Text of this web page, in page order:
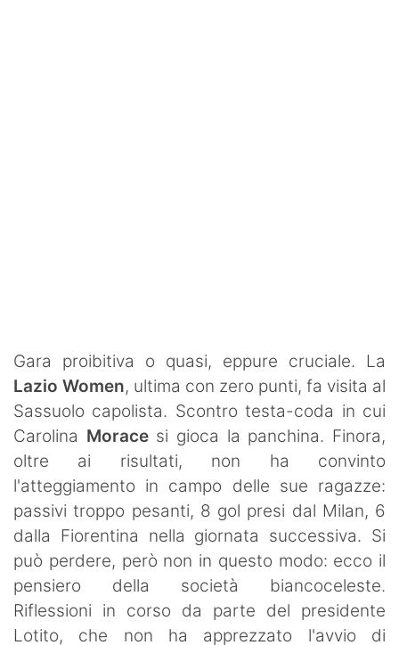
Contatti
Gara proibitiva o quasi, eppure cruciale. La
Lazio Women, ultima con zero punti, fa visita al
Sassuolo capolista. Scontro testa-coda in cui
Carolina Moracesi gioca la panchina. Finora,
oltre ai risultati, non ha convinto
l'atteggiamento in campo delle sue ragazze:
passivi troppo pesanti, 8 gol presi dal Milan, 6
dalla Fiorentina nella giornata successiva. Si
può perdere, però non in questo modo: ecco il
pensiero della società biancoceleste.
Riflessioni in corso da parte del presidente
Lotito, che non ha apprezzato l'avvio di